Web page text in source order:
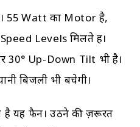
55 Watt का Motor है,
Levels मिलते हैं।
Up-Down Tilt भी है।
बिजली भी बचेगी।
यह फैन। उठने की ज़रूरत